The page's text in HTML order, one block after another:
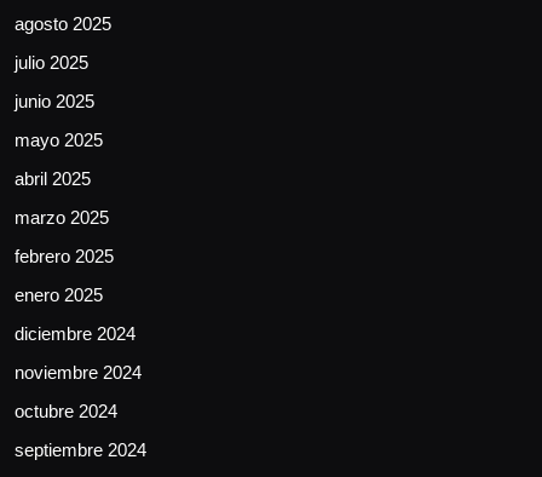
agosto 2025
julio 2025
junio 2025
mayo 2025
abril 2025
marzo 2025
febrero 2025
enero 2025
diciembre 2024
noviembre 2024
octubre 2024
septiembre 2024